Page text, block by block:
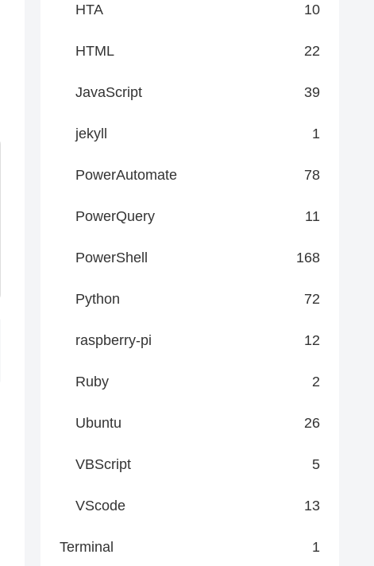
HTA 10
HTML 22
JavaScript 39
jekyll 1
PowerAutomate 78
PowerQuery 11
PowerShell 168
Python 72
raspberry-pi 12
Ruby 2
Ubuntu 26
VBScript 5
VScode 13
Terminal 1